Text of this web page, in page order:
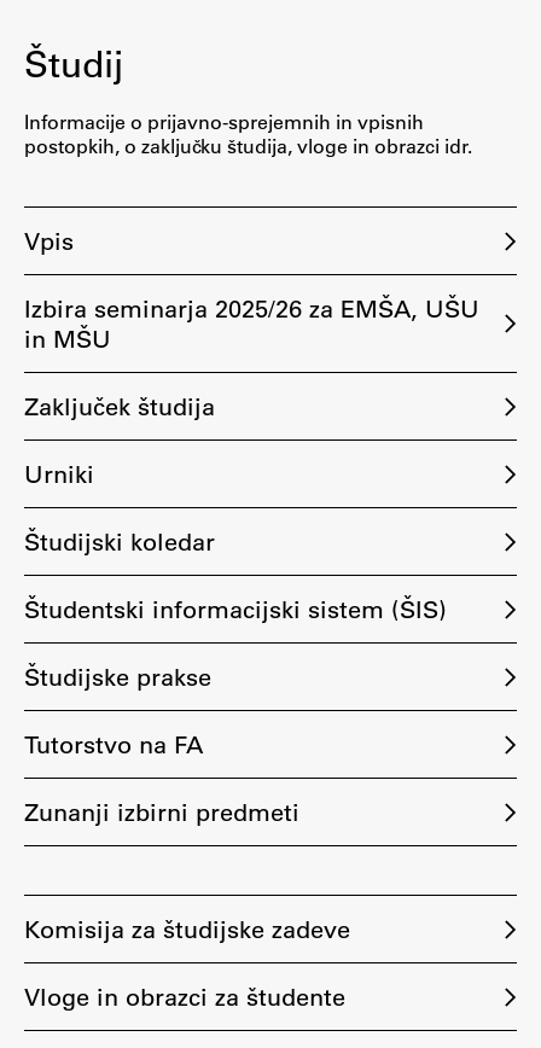
Zaključek študija
Študijske prakse
Spletna učilnica
ŠIS (SI)
ŠIS (EN)
Aktualno
Obvestila
Novice
Koledar dogodkov
Program dela
Raziskovanje
Dosežki
Inštituti
Delo
Študij
Informacije o prijavno-sprejemnih in vpisnih
postopkih, o zaključku študija, vloge in obrazci idr.
Vpis
Izbira seminarja 2025/26 za EMŠA, UŠU
in MŠU
Zaključek študija
Urniki
Študijski koledar
Študentski informacijski sistem (ŠIS)
Študijske prakse
Tutorstvo na FA
Zunanji izbirni predmeti
Komisija za študijske zadeve
Vloge in obrazci za študente